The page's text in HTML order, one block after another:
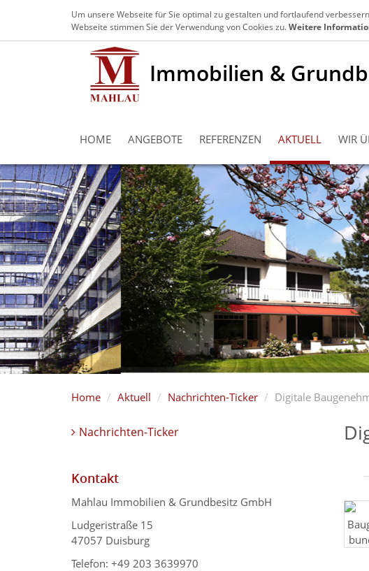
+49 203 3639970 info@mahlau-immobilien.de
Immobilien &
HOME ANGEBOTE REFERENZEN AKTUELL WIR
Home Aktuell Nachrichten-Ticker Digitale
Nachrichten-Ticker
Kontakt
Mahlau Immobilien & Grundbesitz GmbH
Ludgeristraße 15
47057 Duisburg
Telefon: +49 203 3639970
Um unsere Webseite für Sie optimal zu gestalten und fortlaufend
Webseite stimmen Sie der Verwendung von Cookies zu.Weitere